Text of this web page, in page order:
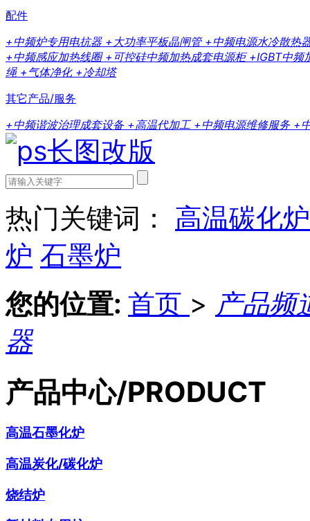
配件
+中频炉专用电抗器 +大功率平板晶闸管 +中频电源水冷散热
+中频感应加热线圈 +可控硅中频加热成套电源柜+IGBT中频
绳 +气体净化 +冷却塔
其它产品/服务
+中频谐波治理成套设备 +高温代加工 +中频电源维修服务 +
热门关键词： 高温碳化炉
炉 石墨炉
您的位置: 首页 > 产品频
器
产品中心/PRODUCT
高温石墨化炉
高温炭化/碳化炉
烧结炉